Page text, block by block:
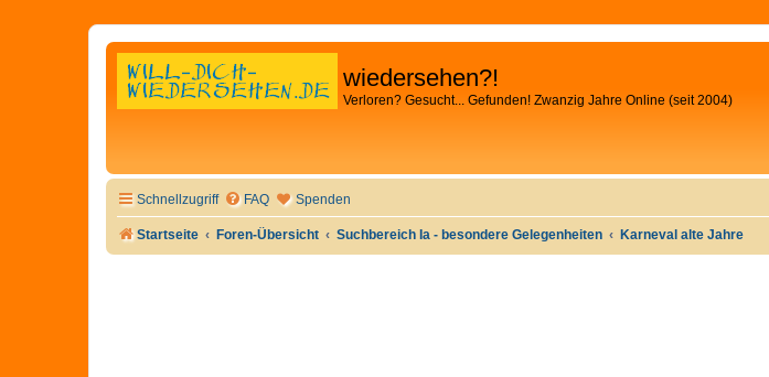
wiedersehen?!
Verloren? Gesucht... Gefunden! Zwanzig Jahre Online (seit 2004)
Schnellzugriff FAQ Spenden
Startseite Foren-Übersicht Suchbereich Ia - besondere Gelegenheiten Karneval alte Jahre